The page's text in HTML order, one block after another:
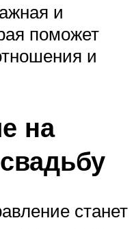
и
поможет
и
на
станет